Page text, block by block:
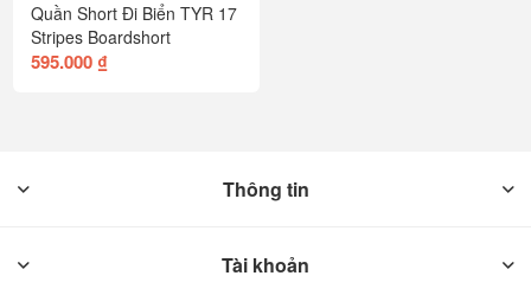
Quần Short Đi Biển TYR 17
Stripes Boardshort
595.000 ₫
Thông tin
Tài khoản